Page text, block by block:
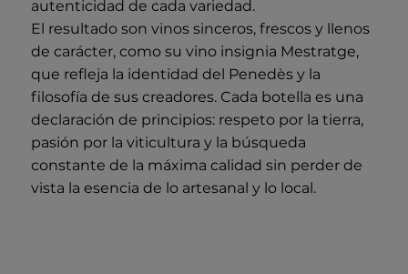
autenticidad de cada variedad.
El resultado son vinos sinceros, frescos y llenos
de carácter, como su vino insignia Mestratge,
que refleja la identidad del Penedès y la
filosofía de sus creadores. Cada botella es una
declaración de principios: respeto por la tierra,
pasión por la viticultura y la búsqueda
constante de la máxima calidad sin perder de
vista la esencia de lo artesanal y lo local.